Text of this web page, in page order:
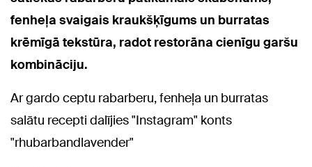
fenheļa svaigais kraukšķīgums un burratas
krēmīgā tekstūra, radot restorāna cienīgu garšu
kombināciju.
Ar gardo ceptu rabarberu, fenheļa un burratas
salātu recepti dalījies "Instagram" konts
"rhubarbandlavender"